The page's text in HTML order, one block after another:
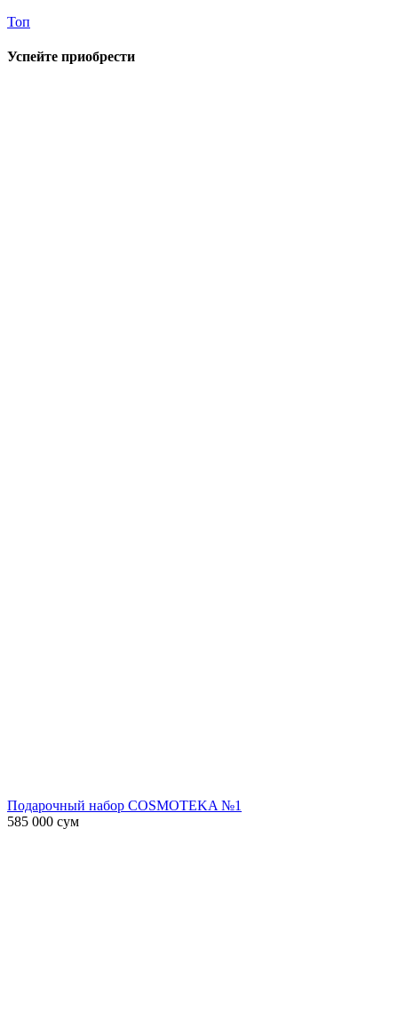
Топ
Успейте приобрести
Подарочный набор COSMOTEKA №1
585 000 сум